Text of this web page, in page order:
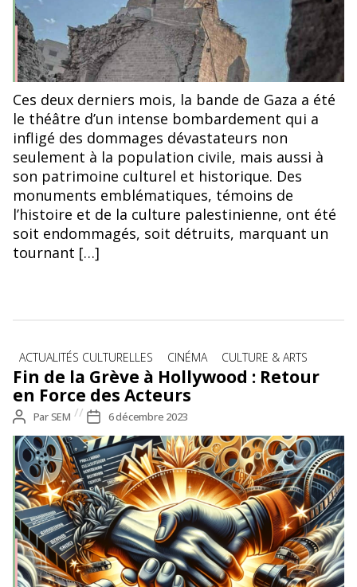
Ces deux derniers mois, la bande de Gaza a été
le théâtre d’un intense bombardement qui a
infligé des dommages dévastateurs non
seulement à la population civile, mais aussi à
son patrimoine culturel et historique. Des
monuments emblématiques, témoins de
l’histoire et de la culture palestinienne, ont été
soit endommagés, soit détruits, marquant un
tournant […]
Catégories
ACTUALITÉS CULTURELLES CINÉMA CULTURE & ARTS
Fin de la Grève à Hollywood : Retour
en Force des Acteurs
Auteur
de
l’article
ParSEM
Date
de
l’article
6 décembre 2023